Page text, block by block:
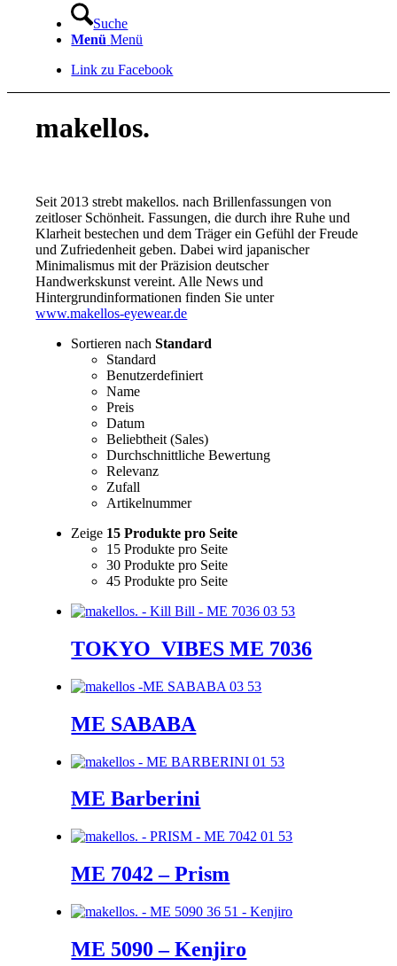
Suche
Menü Menü
Link zu Facebook
makellos.
Seit 2013 strebt makellos. nach Brillenfassungen von
zeitloser Schönheit. Fassungen, die durch ihre Ruhe und
Klarheit bestechen und dem Träger ein Gefühl der Freude
und Zufriedenheit geben. Dabei wird japanischer
Minimalismus mit der Präzision deutscher
Handwerkskunst vereint. Alle News und
Hintergrundinformationen finden Sie unter
www.makellos-eyewear.de
Sortieren nachStandard
Standard
Benutzerdefiniert
Name
Preis
Datum
Beliebtheit (Sales)
Durchschnittliche Bewertung
Relevanz
Zufall
Artikelnummer
Zeige 15 Produkte pro Seite
15 Produkte pro Seite
30 Produkte pro Seite
45 Produkte pro Seite
TOKYO_VIBES ME 7036
ME SABABA
ME Barberini
ME 7042 – Prism
ME 5090 – Kenjiro